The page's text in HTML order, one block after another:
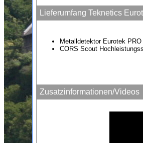
Lieferumfang Teknetics
Metalldetektor Eurotek
CORS Scout
Zusatzinformationen/Videos